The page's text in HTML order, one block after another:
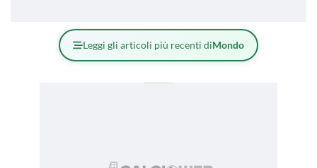
Leggi gli articoli più recenti diMondo